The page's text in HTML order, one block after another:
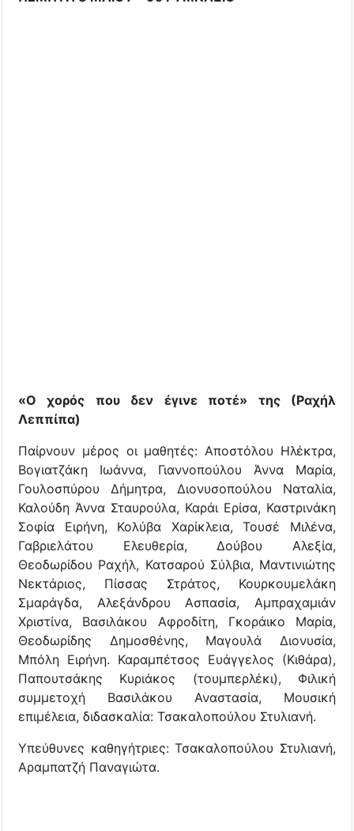
«Ο χορός που δεν έγινε ποτέ» της (Ραχήλ
Λεππίπα)
Παίρνουν μέρος οι μαθητές: Αποστόλου Ηλέκτρα,
Βογιατζάκη Ιωάννα, Γιαννοπούλου Άννα Μαρία,
Γουλοσπύρου Δήμητρα, Διονυσοπούλου Ναταλία,
Καλούδη Άννα Σταυρούλα, Καράι Ερίσα, Καστρινάκη
Σοφία Ειρήνη, Κολύβα Χαρίκλεια, Τουσέ Μιλένα,
Γαβριελάτου Ελευθερία, Δούβου Αλεξία,
Θεοδωρίδου Ραχήλ, Κατσαρού Σύλβια, Μαντινιώτης
Νεκτάριος, Πίσσας Στράτος, Κουρκουμελάκη
Σμαράγδα, Αλεξάνδρου Ασπασία, Αμπραχαμιάν
Χριστίνα, Βασιλάκου Αφροδίτη, Γκοράικο Μαρία,
Θεοδωρίδης Δημοσθένης, Μαγουλά Διονυσία,
Μπόλη Ειρήνη. Καραμπέτσος Ευάγγελος (Κιθάρα),
Παπουτσάκης Κυριάκος (τουμπερλέκι), Φιλική
συμμετοχή Βασιλάκου Αναστασία, Μουσική
επιμέλεια, διδασκαλία: Τσακαλοπούλου Στυλιανή.
Υπεύθυνες καθηγήτριες: Τσακαλοπούλου Στυλιανή,
Αραμπατζή Παναγιώτα.